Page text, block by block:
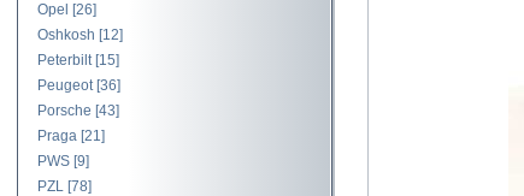
Opel
[26]
Oshkosh [12]
Peterbilt [15]
Peugeot [36]
Porsche [43]
Praga [21]
PWS [9]
PZL [78]